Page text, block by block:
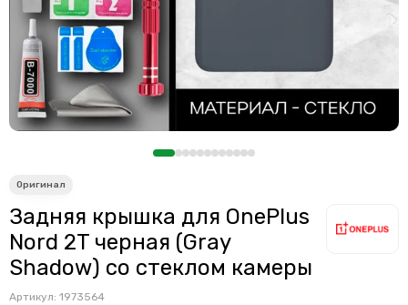
Задняя крышка для OnePlus
Nord 2T черная (Gray
Shadow) со стеклом камеры
Артикул: 1973564